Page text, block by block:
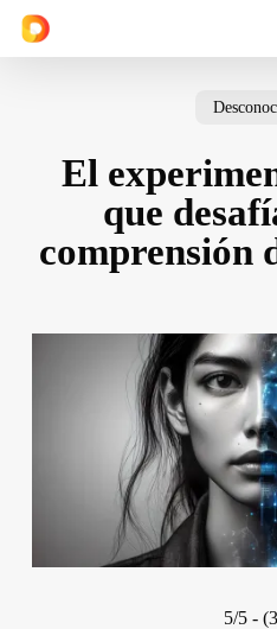
Skip
Cart
El
que
comprensión
5/5 -